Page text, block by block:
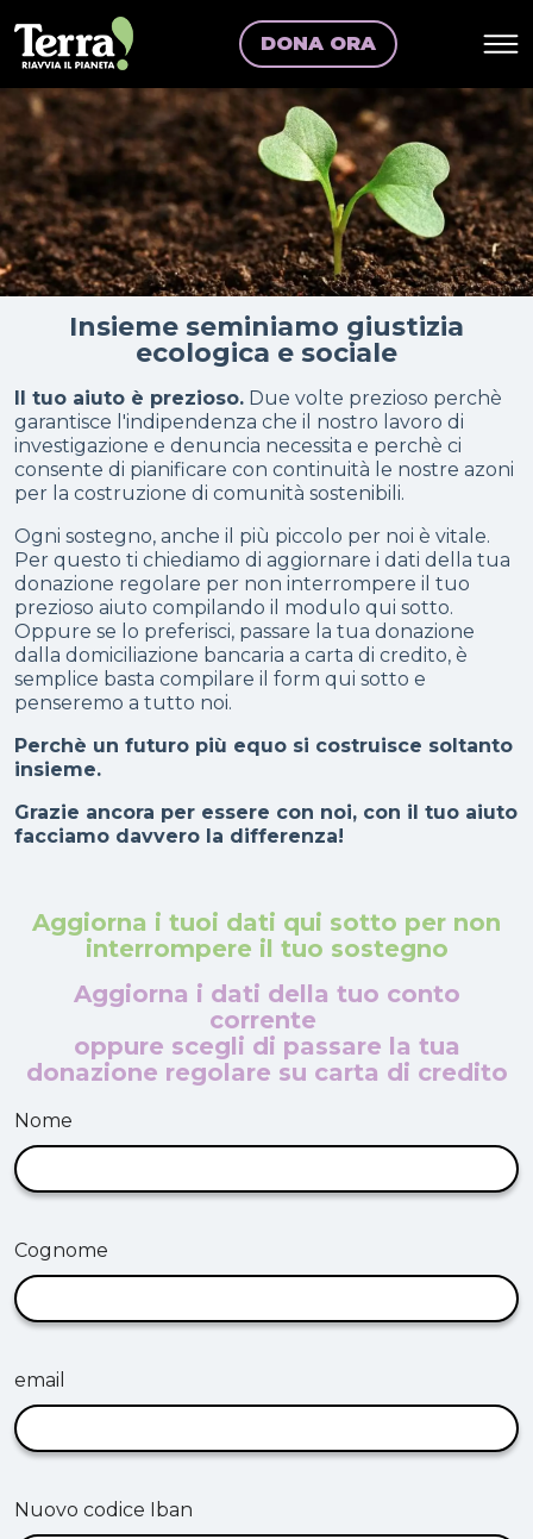
DONA ORA
Insieme seminiamo giustizia
ecologica e sociale
Il tuo aiuto è prezioso. Due volte prezioso perchè
garantisce l'indipendenza che il nostro lavoro di
investigazione e denuncia necessita e perchè ci
consente di pianificare con continuità le nostre azoni
per la costruzione di comunità sostenibili.
Ogni sostegno, anche il più piccolo per noi è vitale.
Per questo ti chiediamo di aggiornare i dati della tua
donazione regolare per non interrompere il tuo
prezioso aiuto compilando il modulo qui sotto.
Oppure se lo preferisci, passare la tua donazione
dalla domiciliazione bancaria a carta di credito, è
semplice basta compilare il form qui sotto e
penseremo a tutto noi.
Perchè un futuro più equo si costruisce soltanto
insieme.
Grazie ancora per essere con noi, con il tuo aiuto
facciamo davvero la differenza!
Aggiorna i tuoi dati qui sotto per non
interrompere il tuo sostegno
Aggiorna i dati della tuo conto
corrente
oppure scegli di passare la tua
donazione regolare su carta di credito
Nome
Cognome
email
Nuovo codice Iban